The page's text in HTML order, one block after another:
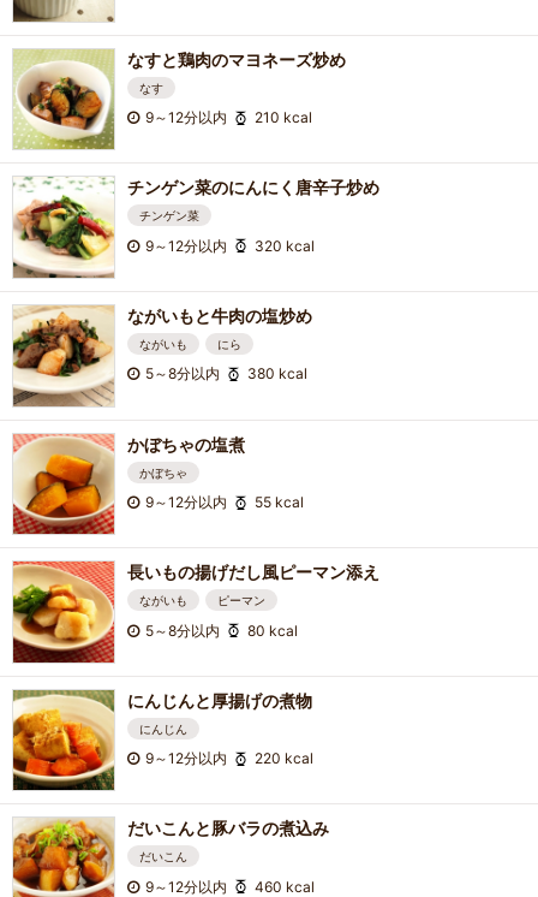
なすと鶏肉のマヨネーズ炒め
なす
9～12分以内 210 kcal
チンゲン菜のにんにく唐辛子炒め
チンゲン菜
9～12分以内 320 kcal
ながいもと牛肉の塩炒め
ながいも にら
5～8分以内 380 kcal
かぼちゃの塩煮
かぼちゃ
9～12分以内 55 kcal
長いもの揚げだし風ピーマン添え
ながいも ピーマン
5～8分以内 80 kcal
にんじんと厚揚げの煮物
にんじん
9～12分以内 220 kcal
だいこんと豚バラの煮込み
だいこん
9～12分以内 460 kcal